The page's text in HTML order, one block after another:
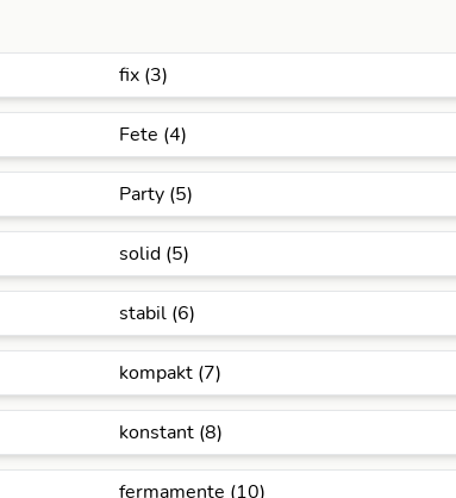
fix (3)
Fete (4)
Party (5)
solid (5)
stabil (6)
kompakt (7)
konstant (8)
fermamente (10)